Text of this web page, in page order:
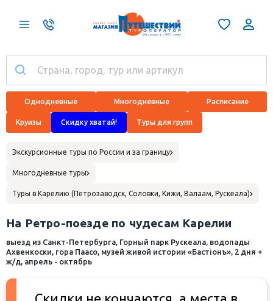
Однодневные Многодневные Расписание
Круизы Скидку хватай! Туры для групп
Экскурсионные туры по России и за границу
Многодневные туры
Туры в Карелию (Петрозаводск, Соловки, Кижи, Валаам, Рускеала)
На Ретро-поезде по чудесам Карелии
выезд из Санкт-Петербурга, Горный парк Рускеала, водопады
Ахвенкоски, гора Паасо, музей живой истории «Бастiонъ», 2 дня +
ж/д, апрель - октябрь